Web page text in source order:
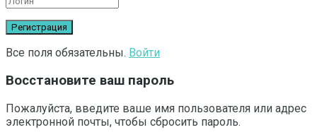
Все поля обязательны. Войти
Восстановите ваш пароль
Пожалуйста, введите ваше имя пользователя или адрес
электронной почты, чтобы сбросить пароль.